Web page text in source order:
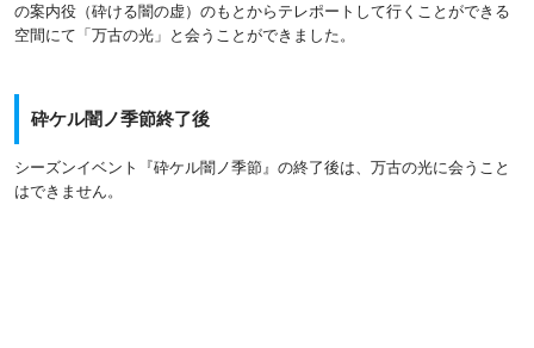
の案内役（砕ける闇の虚）のもとからテレポートして行くことができる
空間にて「万古の光」と会うことができました。
砕ケル闇ノ季節終了後
シーズンイベント『砕ケル闇ノ季節』の終了後は、万古の光に会うこと
はできません。